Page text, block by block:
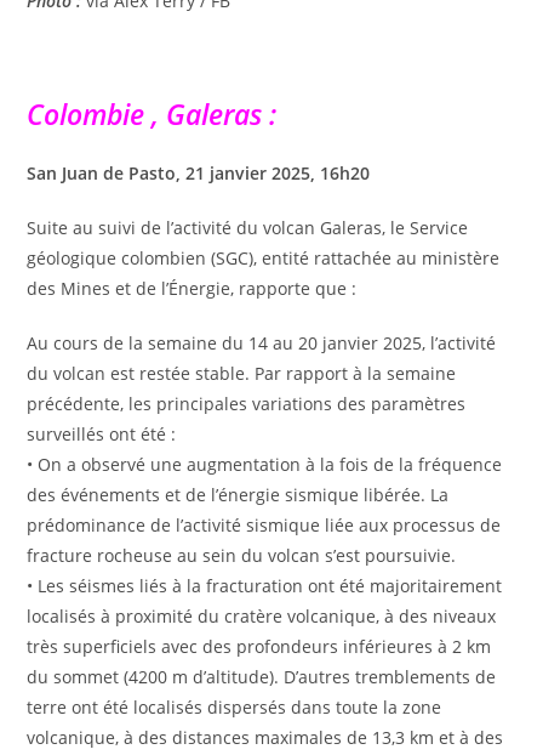
Colombie , Galeras :
San Juan de Pasto, 21 janvier 2025, 16h20
Suite au suivi de l’activité du volcan Galeras, le Service
géologique colombien (SGC), entité rattachée au ministère
des Mines et de l’Énergie, rapporte que :
Au cours de la semaine du 14 au 20 janvier 2025, l’activité
du volcan est restée stable. Par rapport à la semaine
précédente, les principales variations des paramètres
surveillés ont été :
• On a observé une augmentation à la fois de la fréquence
des événements et de l’énergie sismique libérée. La
prédominance de l’activité sismique liée aux processus de
fracture rocheuse au sein du volcan s’est poursuivie.
• Les séismes liés à la fracturation ont été majoritairement
localisés à proximité du cratère volcanique, à des niveaux
très superficiels avec des profondeurs inférieures à 2 km
du sommet (4200 m d’altitude). D’autres tremblements de
terre ont été localisés dispersés dans toute la zone
volcanique, à des distances maximales de 13,3 km et à des